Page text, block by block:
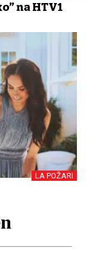
na HTV1
LA POŽARI